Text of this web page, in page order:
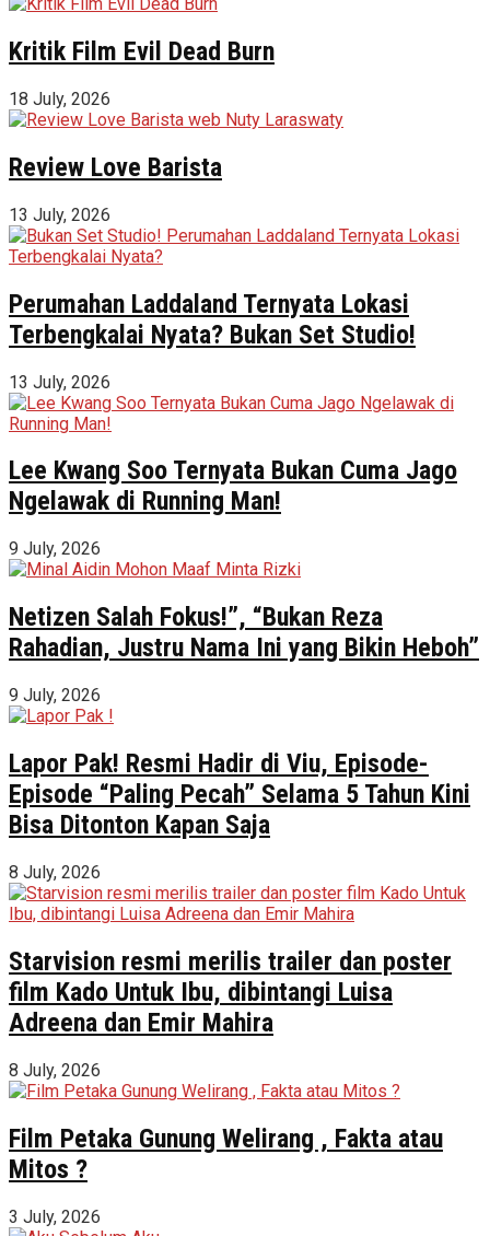
Kritik Film Evil Dead Burn
18 July, 2026
Review Love Barista
13 July, 2026
Perumahan Laddaland Ternyata Lokasi
Terbengkalai Nyata? Bukan Set Studio!
13 July, 2026
Lee Kwang Soo Ternyata Bukan Cuma Jago
Ngelawak di Running Man!
9 July, 2026
Netizen Salah Fokus!”, “Bukan Reza
Rahadian, Justru Nama Ini yang Bikin Heboh”
9 July, 2026
Lapor Pak! Resmi Hadir di Viu, Episode-
Episode “Paling Pecah” Selama 5 Tahun Kini
Bisa Ditonton Kapan Saja
8 July, 2026
Starvision resmi merilis trailer dan poster
film Kado Untuk Ibu, dibintangi Luisa
Adreena dan Emir Mahira
8 July, 2026
Film Petaka Gunung Welirang , Fakta atau
Mitos ?
3 July, 2026